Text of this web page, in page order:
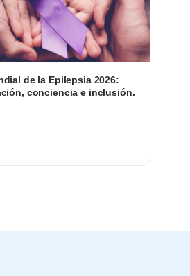
de la Epilepsia 2026:
conciencia e inclusión.